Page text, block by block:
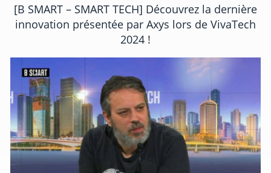
[B SMART – SMART TECH] Découvrez la dernière
innovation présentée par Axys lors de VivaTech
2024 !